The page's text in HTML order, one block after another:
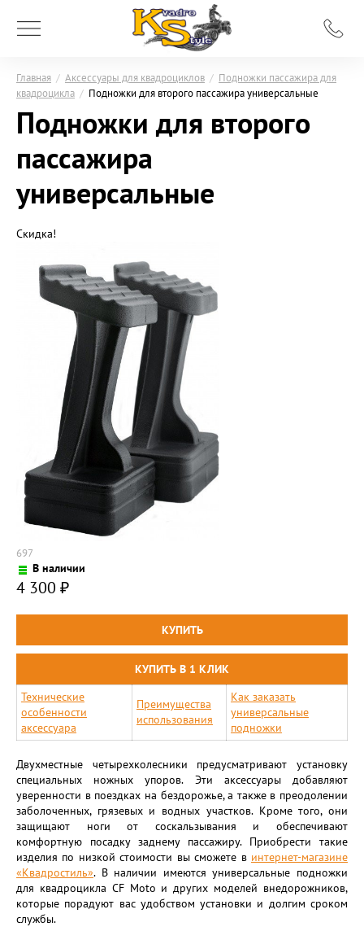
Главная / Аксессуары для квадроциклов / Подножки пассажира для
квадроцикла / Подножки для второго пассажира универсальные
Подножки для второго
пассажира
универсальные
Скидка!
697
В наличии
4 300 ₽
Технические
особенности
аксессуара
Преимущества
использования
Как заказать
универсальные
подножки
Двухместные четырехколесники предусматривают установку
специальных ножных упоров. Эти аксессуары добавляют
уверенности в поездках на бездорожье, а также в преодолении
заболоченных, грязевых и водных участков. Кроме того, они
защищают ноги от соскальзывания и обеспечивают
комфортную посадку заднему пассажиру. Приобрести такие
изделия по низкой стоимости вы сможете в интернет-магазине
«Квадростиль». В наличии имеются универсальные подножки
для квадроцикла CF Moto и других моделей внедорожников,
которые порадуют вас удобством установки и долгим сроком
службы.